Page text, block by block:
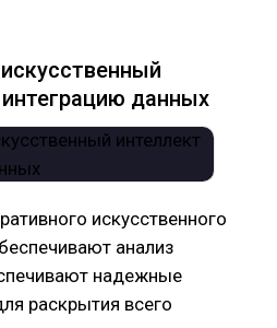
данных
искусственного
анализ
надежные
раскрытия всего